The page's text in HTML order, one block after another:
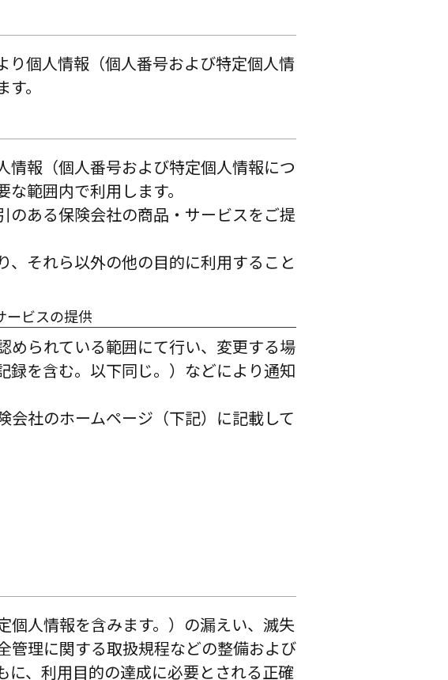
り個人情報（個人番号および特定個人情
。
情報（個人番号および特定個人情報につ
範囲内で利用します。
のある保険会社の商品・サービスをご提
それら以外の他の目的に利用すること
ービスの提供
められている範囲にて行い、変更する場
録を含む。以下同じ。）などにより通知
社のホームページ（下記）に記載して
個人情報を含みます。）の漏えい、滅失
管理に関する取扱規程などの整備および
、利用目的の達成に必要とされる正確